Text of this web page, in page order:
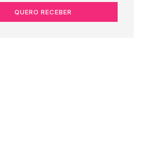
QUERO RECEBER